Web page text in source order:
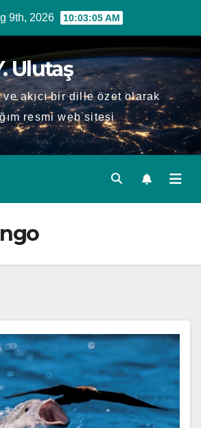
9th, 2026 10:03:05 AM
Ulutaş
akıcı bir dille özet olarak
resmi web sitesi